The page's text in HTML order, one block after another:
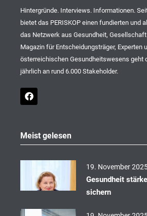
Hintergründe. Interviews. Informationen.
bietet das PERISKOP einen fundierten und
das Netzwerk aus Gesundheit,
Magazin für Entscheidungsträger, Experten
österreichischen Gesundheitswesens geht
jährlich an rund 6.000 Stakeholder.
F
a
c
o
o
Meist gelesen
19. November
Gesundheit
sichern